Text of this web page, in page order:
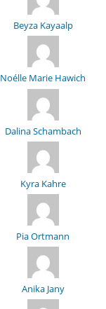
Beyza Kayaalp
Noélle Marie Hawich
Dalina Schambach
Kyra Kahre
Pia Ortmann
Anika Jany